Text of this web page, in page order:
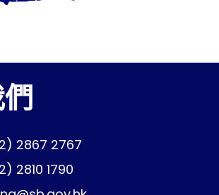
2867 2767
2810 1790